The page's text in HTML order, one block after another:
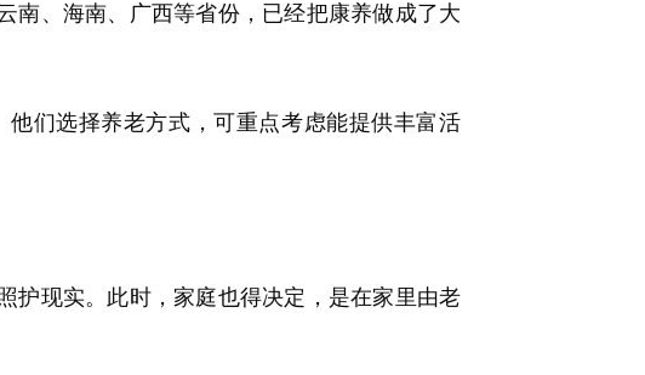
南、海南、广西等省份，已经把康养做成了大
们选择养老方式，可重点考虑能提供丰富活
现实。此时，家庭也得决定，是在家里由老